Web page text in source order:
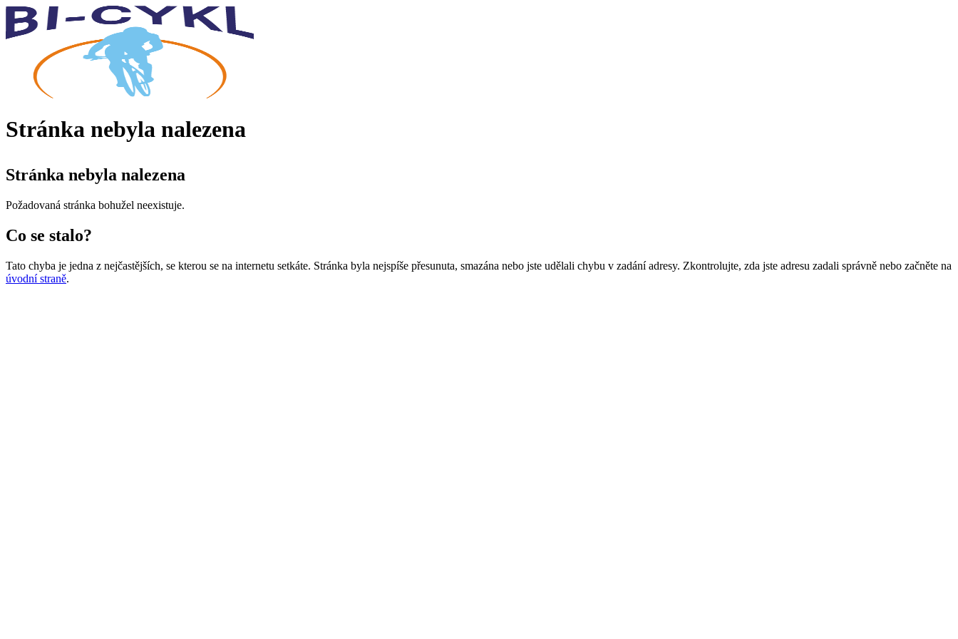
Stránka nebyla nalezena
Stránka nebyla nalezena
Požadovaná stránka bohužel neexistuje.
Co se stalo?
Tato chyba je jedna z nejčastějších, se kterou se na internetu setkáte. Stránka byla nejspíše přesunuta, smazána nebo jste udělali chybu v zadání adresy. Zkontrolujte, zda jste adresu zadali správně nebo začněte na
úvodní straně.